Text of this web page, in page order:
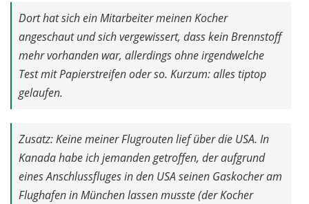
Dort hat sich ein Mitarbeiter meinen Kocher
angeschaut und sich vergewissert, dass kein Brennstoff
mehr vorhanden war, allerdings ohne irgendwelche
Test mit Papierstreifen oder so. Kurzum: alles tiptop
gelaufen.
Zusatz: Keine meiner Flugrouten lief über die USA. In
Kanada habe ich jemanden getroffen, der aufgrund
eines Anschlussfluges in den USA seinen Gaskocher am
Flughafen in München lassen musste (der Kocher